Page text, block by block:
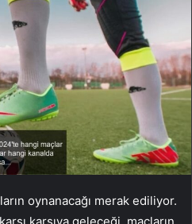
oynanacağı merak ediliyor.